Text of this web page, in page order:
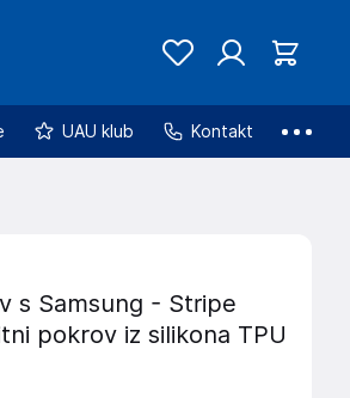
UAU klub Kontakt
s Samsung - Stripe
pokrov iz silikona TPU